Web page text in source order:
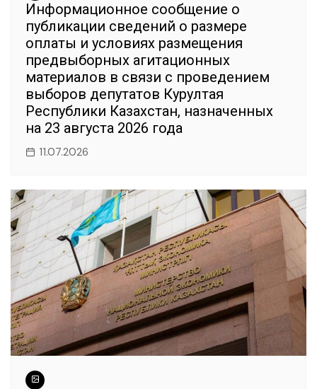
Информационное сообщение о
публикации сведений о размере
оплаты и условиях размещения
предвыборных агитационных
материалов в связи с проведением
выборов депутатов Курултая
Республики Казахстан, назначенных
на 23 августа 2026 года
11.07.2026